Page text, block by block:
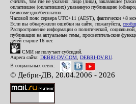
считать, там где не указано: лицо (лица), заказавшее
оплатившее (оплативших) указанную публикацию
безвозмездно/бесплатно.
Часовой пояс сервера UTC+11 (AEST), фактически +8
Если вы обнаружили ошибки на сайте, пожалуйста,
Распространение информации о политической,
публикации на актуальные темы, просветительские
детей старше 16 лет.
СМИ не получает субсидий.
Адреса сайта: DEBRI-DV.COM DEBRI-DV.RU
В социальных сетях:
© Дебри-ДВ, 20.04.2006 - 2026